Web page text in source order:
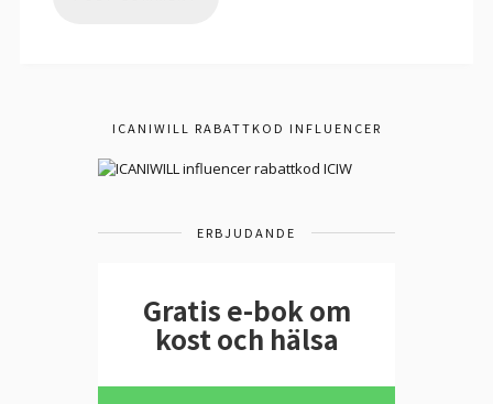
ICANIWILL RABATTKOD INFLUENCER
ERBJUDANDE
Gratis e-bok om
kost och hälsa